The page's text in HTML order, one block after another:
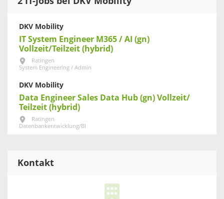
DKV Mobility
IT System Engineer M365 / AI (gn)
Vollzeit/Teilzeit (hybrid)
Ratingen
System Engineering / Admin
DKV Mobility
Data Engineer Sales Data Hub (gn) Vollzeit/
Teilzeit (hybrid)
Ratingen
Datenbankentwicklung/BI
Kontakt